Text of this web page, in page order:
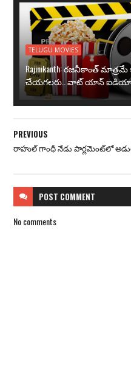
TELUGU MOVIES
Rajinikanth: రజనీకాంత్
చేయగలరు.. వాట్ యాన్
PREVIOUS
రాహుల్‌ గాంధీ నేడు పార్లమెంట్‌లో
POST COMMENT
No comments